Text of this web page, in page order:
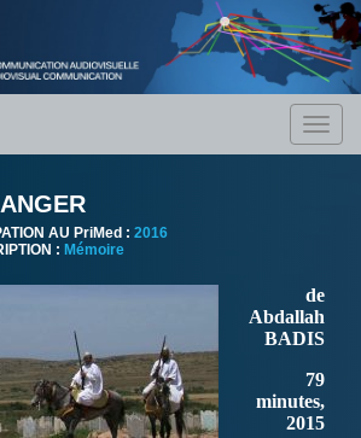
AU PriMed : 2016
: Mémoire
de
Abdallah
BADIS
79
minutes,
2015